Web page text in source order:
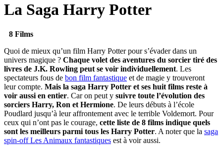
La Saga Harry Potter
8 Films
Quoi de mieux qu’un film Harry Potter pour s’évader dans un
univers magique ? Chaque volet des aventures du sorcier tiré des
livres de J.K. Rowling peut se voir individuellement. Les
spectateurs fous de bon film fantastique et de magie y trouveront
leur compte. Mais la saga Harry Potter et ses huit films reste à
voir aussi en entier. Car on peut y suivre toute l’évolution des
sorciers Harry, Ron et Hermione. De leurs débuts à l’école
Poudlard jusqu’à leur affrontement avec le terrible Voldemort. Pour
ceux qui n’ont pas le courage, cette liste de 8 films indique quels
sont les meilleurs parmi tous les Harry Potter. A noter que la saga
spin-off Les Animaux fantastiques est à voir aussi.